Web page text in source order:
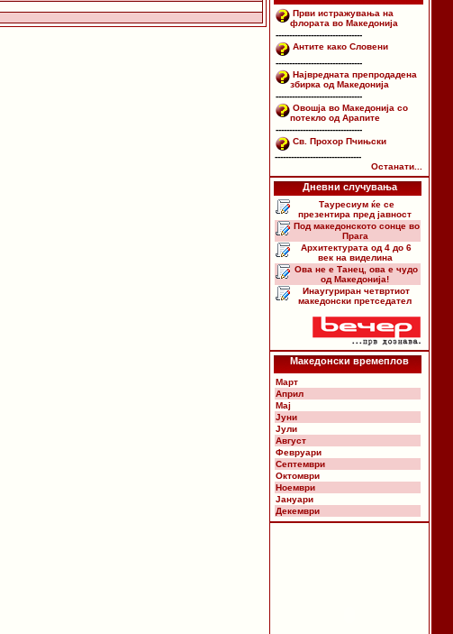
Први истражувања на
флората во Македонија
--------------------------------
Антите како Словени
--------------------------------
Највредната препродадена
збирка од Македонија
--------------------------------
Овошја во Македонија со
потекло од Арапите
--------------------------------
Св. Прохор Пчињски
--------------------------------
Останати...
Дневни случувања
Тауресиум ќе се
презентира пред јавност
Под македонското сонце во
Прага
Архитектурата од 4 до 6
век на виделина
Ова не е Танец, ова е чудо
од Македонија!
Инаугуриран четвртиот
македонски претседател
Македонски времеплов
Март
Април
Мај
Јуни
Јули
Август
Февруари
Септември
Октомври
Ноември
Јануари
Декември